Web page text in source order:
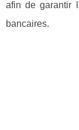
afin de garantir
bancaires.